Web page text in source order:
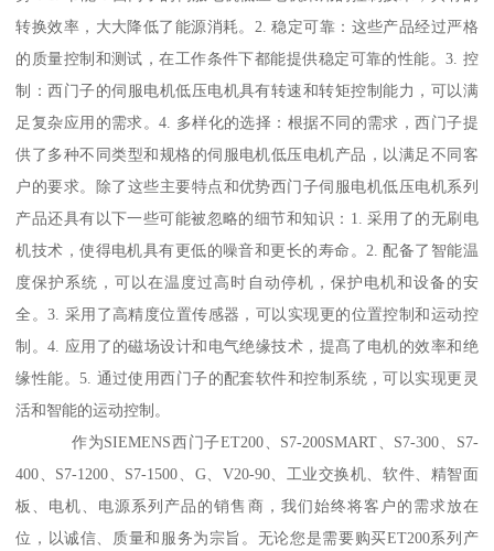
转换效率，大大降低了能源消耗。2. 稳定可靠：这些产品经过严格
的质量控制和测试，在工作条件下都能提供稳定可靠的性能。3. 控
制：西门子的伺服电机低压电机具有转速和转矩控制能力，可以满
足复杂应用的需求。4. 多样化的选择：根据不同的需求，西门子提
供了多种不同类型和规格的伺服电机低压电机产品，以满足不同客
户的要求。除了这些主要特点和优势西门子伺服电机低压电机系列
产品还具有以下一些可能被忽略的细节和知识：1. 采用了的无刷电
机技术，使得电机具有更低的噪音和更长的寿命。2. 配备了智能温
度保护系统，可以在温度过高时自动停机，保护电机和设备的安
全。3. 采用了高精度位置传感器，可以实现更的位置控制和运动控
制。4. 应用了的磁场设计和电气绝缘技术，提髙了电机的效率和绝
缘性能。5. 通过使用西门子的配套软件和控制系统，可以实现更灵
活和智能的运动控制。
作为SIEMENS西门子ET200、S7-200SMART、S7-300、S7-
400、S7-1200、S7-1500、G、V20-90、工业交换机、软件、精智面
板、电机、电源系列产品的销售商，我们始终将客户的需求放在
位，以诚信、质量和服务为宗旨。无论您是需要购买ET200系列产